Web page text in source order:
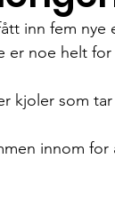
inn fem nye
er noe helt
kjoler som
innom